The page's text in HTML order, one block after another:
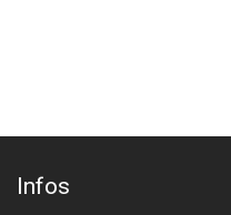
Infos